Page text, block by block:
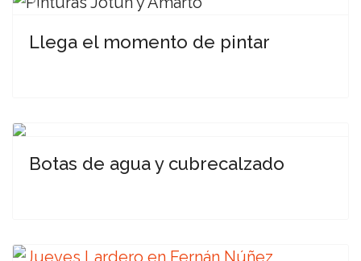
Previous
Llega el momento de pintar
Botas de agua y cubrecalzado